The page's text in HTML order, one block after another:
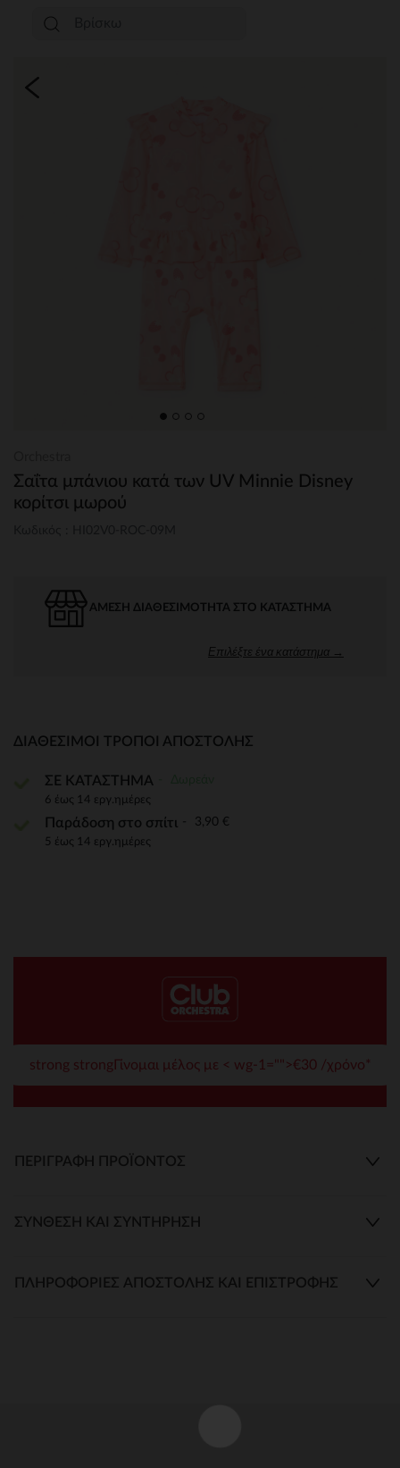
Σαΐτα μπάνιου κατά των UV Minnie Disney
κορίτσι μωρού
ΆΜΕΣΗ ΔΙΑΘΕΣΙΜΌΤΗΤΑ ΣΤΟ ΚΑΤΆΣΤΗΜΑ
Επιλέξτε ένα κατάστημα →
ΔΙΑΘΈΣΙΜΟΙ ΤΡΌΠΟΙ ΑΠΟΣΤΟΛΉΣ
ΣΕ ΚΑΤΑΣΤΗΜΑ
6 έως 14 εργ.ημέρες
Παράδοση στο σπίτι 3,90 €
5 έως 14 εργ.ημέρες
strong strongΓίνομαι μέλος με < wg-1="">€30 /χρόνο*
ΠΕΡΙΓΡΑΦΉ ΠΡΟΪΌΝΤΟΣ
ΣΎΝΘΕΣΗ ΚΑΙ ΣΥΝΤΉΡΗΣΗ
ΠΛΗΡΟΦΟΡΊΕΣ ΑΠΟΣΤΟΛΉΣ ΚΑΙ ΕΠΙΣΤΡΟΦΉΣ